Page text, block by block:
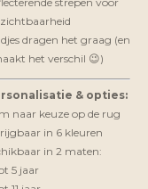
dragen het graag (en
het verschil 😉)
& opties:
naar keuze op de rug
in 6 kleuren
in 2 maten:
5 jaar